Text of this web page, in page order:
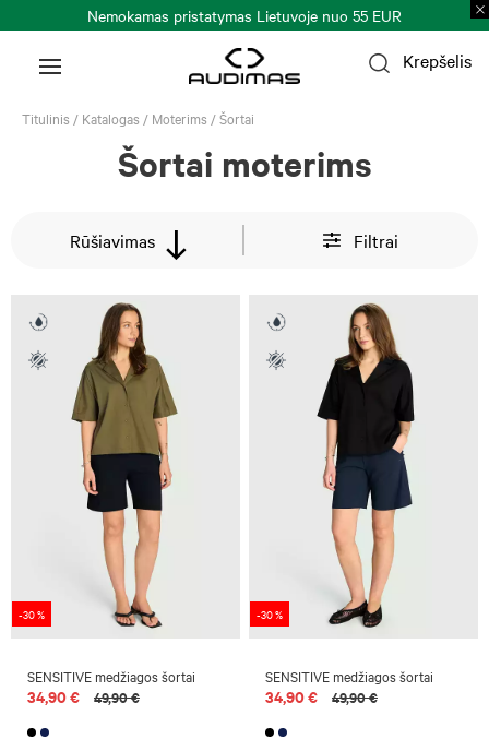
Prekių grąžinimas per 30 k. d.
Krepšelis
Titulinis / Katalogas / Moterims /Šortai
Šortai moterims
Rūšiavimas Filtrai
-30 %
SENSITIVE medžiagos šortai
34,90 € 49,90 €
-30 %
SENSITIVE medžiagos šortai
34,90 € 49,90 €